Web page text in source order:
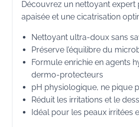
Découvrez un nettoyant expert
apaisée et une cicatrisation
Nettoyant ultra-doux sans
Préserve l’équilibre du
Formule enrichie en agents
dermo-protecteurs
pH physiologique, ne pique
Réduit les irritations et le
Idéal pour les peaux irritées